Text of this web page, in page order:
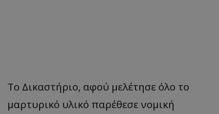
Το Δικαστήριο, αφού μελέτησε όλο το
μαρτυρικό υλικό παρέθεσε νομική